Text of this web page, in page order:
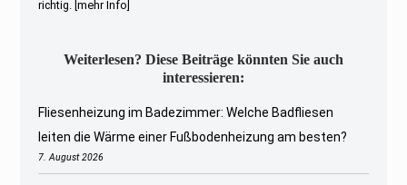
richtig. [mehr Info]
Weiterlesen? Diese Beiträge könnten Sie auch
interessieren:
Fliesenheizung im Badezimmer: Welche Badfliesen
leiten die Wärme einer Fußbodenheizung am besten?
7. August 2026